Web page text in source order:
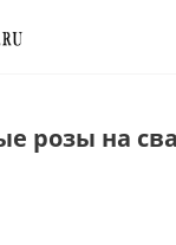
розы на